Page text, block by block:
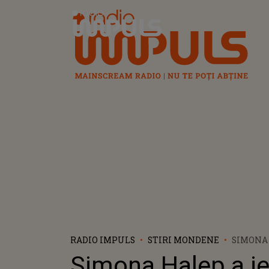
Radio Impuls
RADIO IMPULS STIRI MONDENE
OCUPĂ